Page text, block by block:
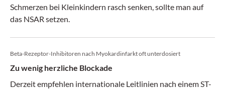
Schmerzen bei Kleinkindern rasch senken, sollte man auf
das NSAR setzen.
Beta-Rezeptor-Inhibitoren nach Myokardinfarkt oft unterdosiert
Zu wenig herzliche Blockade
Derzeit empfehlen internationale Leitlinien nach einem ST-